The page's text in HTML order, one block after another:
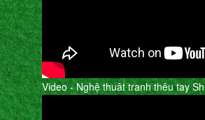
Video - Nghệ thuât tranh thêu tay Sh